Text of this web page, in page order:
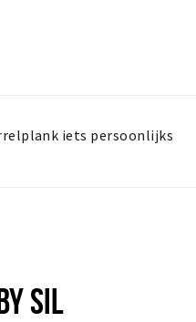
iets persoonlijks
SIL